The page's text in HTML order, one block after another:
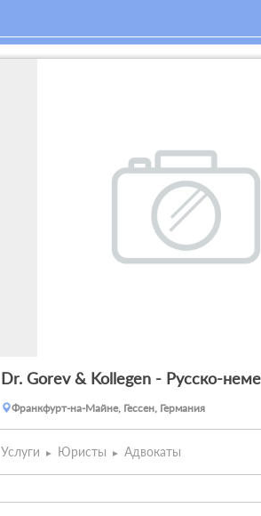
Dr. Gorev & Kollegen - Русско-
Франкфурт-на-Майне, Гессен, Германия
Услуги Юристы Адвокаты